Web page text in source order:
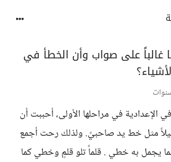
غالباً على صواب وأن الخطأ في
الإعدادية في مراحلها الأولى، أحببت أن
مثل خط يد صاحبيً. ولذلك رحت أجمع
مما يجمل به خطي . قلماً تلو قلمٍ وخطي كما